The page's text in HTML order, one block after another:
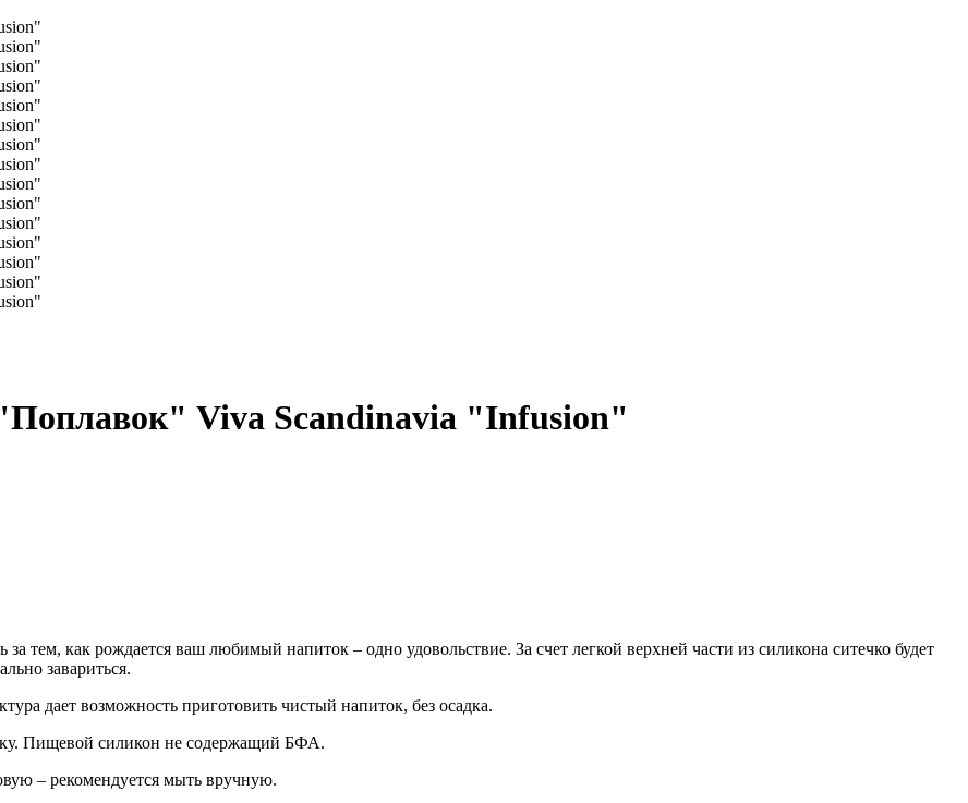
Viva Scandinavia "Infusion"
тем, как рождается ваш любимый напиток – одно удовольствие. За счет легкой верхней части из силикона ситечко будет
завариться.
дает возможность приготовить чистый напиток, без осадка.
Пищевой силикон не содержащий БФА.
– рекомендуется мыть вручную.